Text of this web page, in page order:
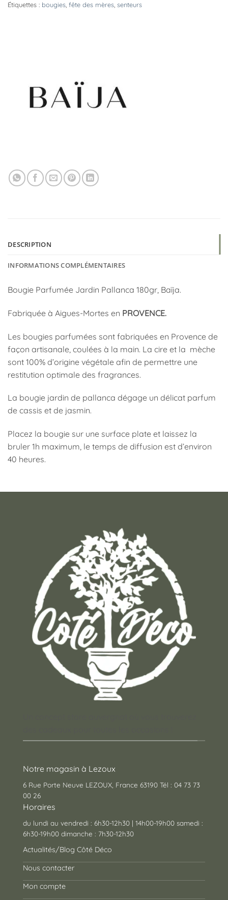
Étiquettes : bougies fête des mères senteurs
DESCRIPTION
INFORMATIONS COMPLÉMENTAIRES
Bougie Parfumée Jardin Pallanca 180gr, Baïja.
Fabriquée à Aigues-Mortes en PROVENCE.
Les bougies parfumées sont fabriquées en Provence de
façon artisanale, coulées à la main. La cire et la mèche
sont 100% d’origine végétale afin de permettre une
restitution optimale des fragrances.
La bougie jardin de pallanca dégage un délicat parfum
de cassis et de jasmin.
Placez la bougie sur une surface plate et laissez la
bruler 1h maximum, le temps de diffusion est d’environ
40 heures.
Notre magasin à Lezoux
6 Rue Porte Neuve LEZOUX, France 63190 Tél : 04 73 73
00 26
Horaires
du lundi au vendredi : 6h30-12h30 | 14h00-19h00 samedi :
6h30-19h00 dimanche : 7h30-12h30
Actualités/Blog Côté Déco
Nous contacter
Mon compte